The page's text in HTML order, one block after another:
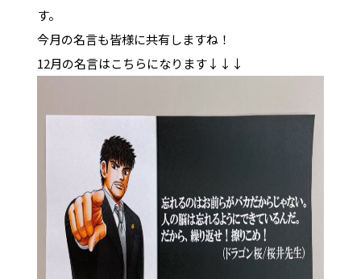
す。
今月の名言も皆様に共有しますね！
12月の名言はこちらになります↓↓↓